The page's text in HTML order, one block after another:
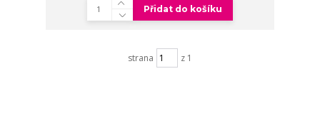
Přidat do košíku
strana z 1